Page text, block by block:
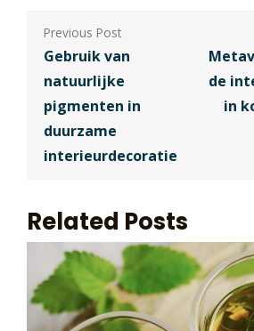
Berichtnavigatie
Gebruik van
natuurlijke
pigmenten in
duurzame
interieurdecoratie
de
in
Related Posts